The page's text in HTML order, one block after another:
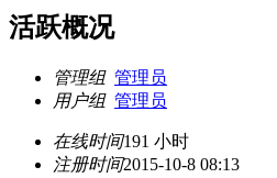
活跃概况
管理组 管理员
用户组 管理员
在线时间191 小时
注册时间2015-10-8 08:13